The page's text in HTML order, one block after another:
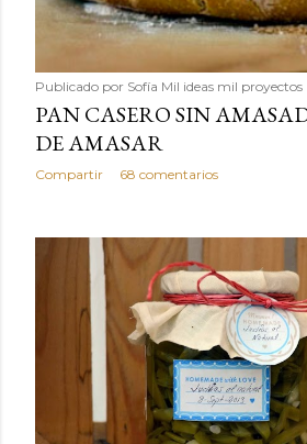
Publicado por Sofía Mil ideas mil proyectos
PAN CASERO SIN
DE AMASAR
Compartir 68 comentarios